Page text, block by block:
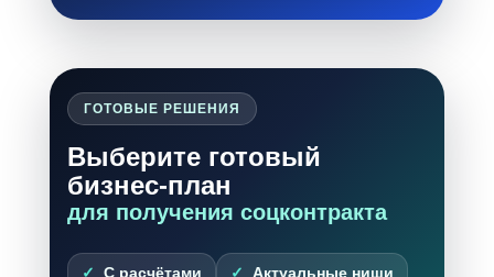
ГОТОВЫЕ РЕШЕНИЯ
Выберите готовый
бизнес-план
для получения соцконтракта
С расчётами Актуальные ниши